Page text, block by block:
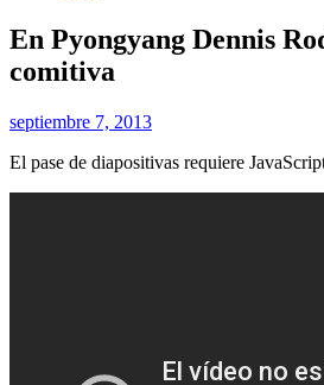
En Pyongyang Dennis
comitiva
septiembre 7, 2013
El pase de diapositivas requiere